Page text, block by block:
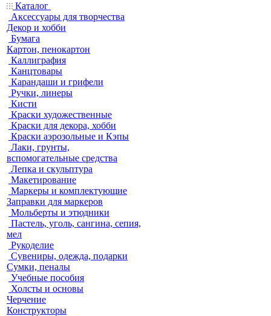
Каталог
Аксессуары для творчества
Декор и хобби
Бумага
Картон, пенокартон
Каллиграфия
Канцтовары
Карандаши и грифели
Ручки, линеры
Кисти
Краски художественные
Краски для декора, хобби
Краски аэрозольные и Кэпы
Лаки, грунты,
вспомогательные средства
Лепка и скульптура
Макетирование
Маркеры и комплектующие
Заправки для маркеров
Мольберты и этюдники
Пастель, уголь, сангина, сепия,
мел
Рукоделие
Сувениры, одежда, подарки
Сумки, пеналы
Учебные пособия
Холсты и основы
Черчение
Конструкторы